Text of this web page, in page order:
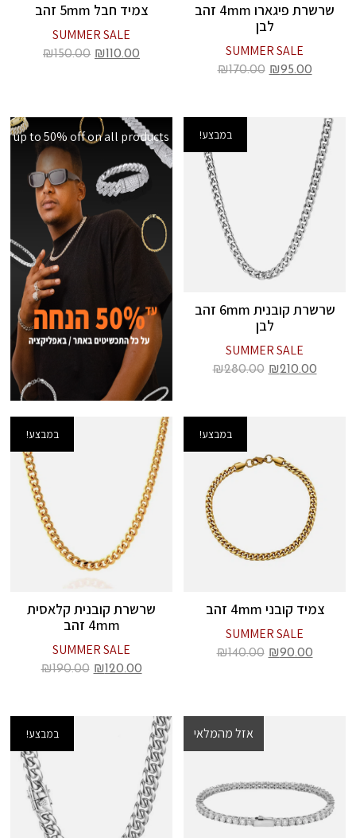
שרשרת פיגארו 4mm זהב
לבן
SUMMER SALE
₪95.00
₪170.00
צמיד חבל 5mm זהב
SUMMER SALE
₪ 110.00
₪150.00
במבצע!
שרשרת קובנית 6mm זהב
לבן
SUMMER SALE
₪210.00
₪280.00
up to 50% off on all products
במבצע!
צמיד קובני 4mm זהב
SUMMER SALE
₪90.00
₪140.00
במבצע!
שרשרת קובנית קלאסית
4mm זהב
SUMMER SALE
₪ 120.00
₪190.00
אזל מהמלאי
במבצע! במבצע!